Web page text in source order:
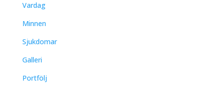
Vardag
Minnen
Sjukdomar
Galleri
Portfölj